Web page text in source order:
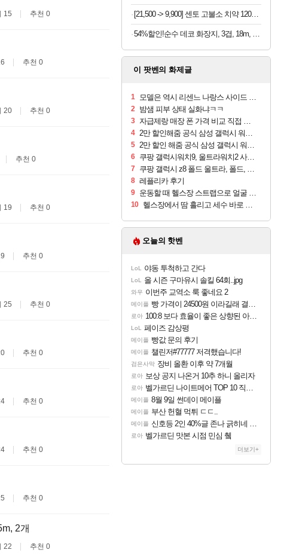
15 추천 0
추천 0
20 추천 0
추천 0
19 추천 0
추천 0
25 추천 0
추천 0
추천 0
추천 0
추천 0
2개
22 추천 0
[21,500 -> 9,900] 센토 고불소 치약 120g x 4개
54%할인!순수 데코 화장지, 3겹, 18m, 30롤, 1개
이 팟벤의 화제글
1 모델은 역시 리센느 나랑스 사이드 1.25L 1박스
2 밤샘 피부 상태 실화냐ㅋㅋ
3 자급제랑 매장 폰 가격 비교 직접 안가도 되네요
4 2만 할인해줌 공식 삼성 갤럭시 워치9 크림, 40mm, 블루투스
5 2만 할인 해줌 공식 삼성 갤럭시 워치9 실버, 44mm, 블루투스
6 쿠팡 갤럭시워치9, 울트라워치2 사전구매 혜택 받아보세요
7 쿠팡 갤럭시 z8 폴드 울트라, 폴드, 플립 사전예약
8 레플리카 후기
9 운동할 때 헬스장 스트랩으로 얼굴 만졌다가 볼 뒤집어짐
10 헬스장에서 땀 흘리고 세수 바로 안 하면 트러블 나냐?
오늘의 핫벤
LoL 야동 투척하고 간다
LoL 올 시즌 구마유시 솔킬 64회..jpg
와우 이번주 교역소 룩 좋네요 2
메이플 빵 가격이 24500원 이라길래 결제 취소하고 나왔다
로아 100:8 보다 효율이 좋은 상향된 아제나 ㄷㄷ
LoL 페이즈 감상평
메이플 빵값 문의 후기
메이플 챌린저#77777 저격했습니다!
검은사막 장비 올환 이후 약 7개월
로아 보상 공지 나온거 10추 하니 올리자
로아 벨가르딘 나이트메어 TOP 10 직업별 분포
메이플 8월 9일 썬데이 메이플
메이플 부산 헌혈 먹튀 ㄷㄷ..
메이플 신호등 2인 40%글 존나 긁히네 씨발
로아 벨가르딘 맛본 시점 민심 췤
더보기+